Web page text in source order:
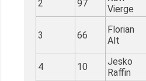
2 97
Vierge
3 66
Florian
Alt
4 10
Jesko
Raffin